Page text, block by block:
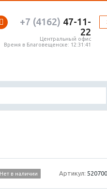
+7 (4162) 47-11-
22
Центральный офис
Время в Благовещенске: 12:31:41
Нет в наличии Артикул: